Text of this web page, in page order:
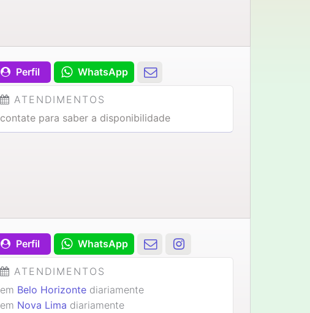
Perfil WhatsApp
ATENDIMENTOS
contate para saber a disponibilidade
Perfil WhatsApp
ATENDIMENTOS
em Belo Horizonte diariamente
em Nova Lima diariamente